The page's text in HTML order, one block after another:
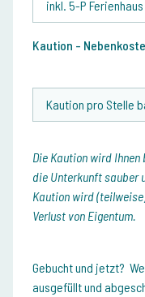
inkl. 5-P Ferienhaus
Kaution -
Kaution pro Stelle
Die Kaution wird
die Unterkunft sauber
Kaution wird
Verlust von Eigentum.
Gebucht und jetzt?
ausgefüllt und